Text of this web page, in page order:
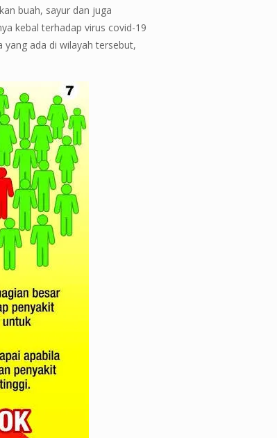
buah, sayur dan juga
kebal terhadap virus covid-19
yang ada di wilayah tersebut,